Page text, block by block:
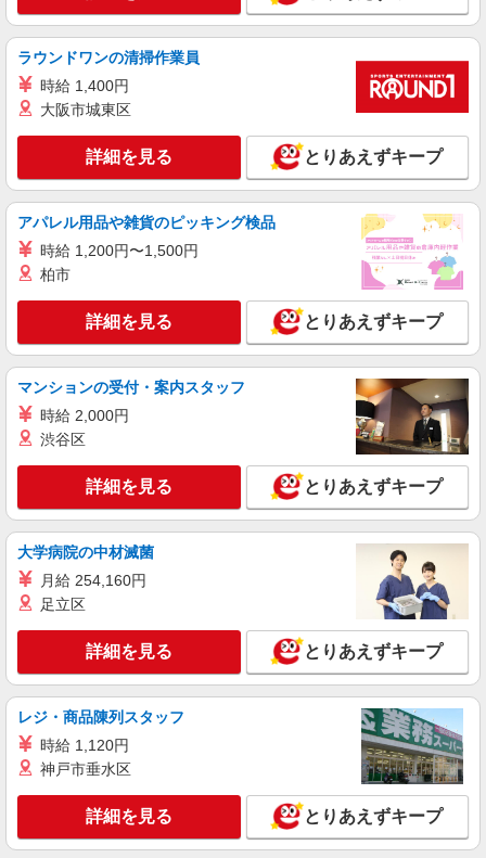
ラウンドワンの清掃作業員
時給 1,400円
大阪市城東区
詳細を見る とりあえずキープ
アパレル用品や雑貨のピッキング検品
時給 1,200円〜1,500円
柏市
詳細を見る とりあえずキープ
マンションの受付・案内スタッフ
時給 2,000円
渋谷区
詳細を見る とりあえずキープ
大学病院の中材滅菌
月給 254,160円
足立区
詳細を見る とりあえずキープ
レジ・商品陳列スタッフ
時給 1,120円
神戸市垂水区
詳細を見る とりあえずキープ